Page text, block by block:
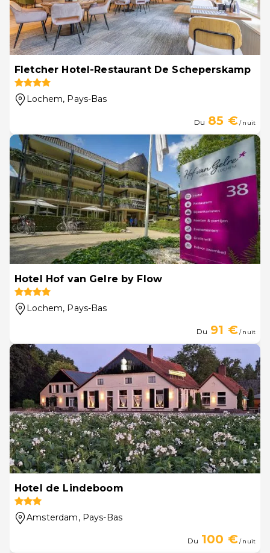
Fletcher Hotel-Restaurant De Scheperskamp
Lochem, Pays-Bas
Du 85 €/ nuit
Hotel Hof van Gelre by Flow
Lochem, Pays-Bas
Du 91 €/ nuit
Hotel de Lindeboom
Amsterdam, Pays-Bas
Du 100 €/ nuit